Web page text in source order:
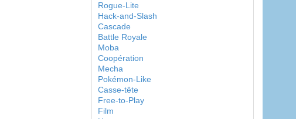
Rogue-Lite
Hack-and-Slash
Cascade
Battle Royale
Moba
Coopération
Mecha
Pokémon-Like
Casse-tête
Free-to-Play
Film